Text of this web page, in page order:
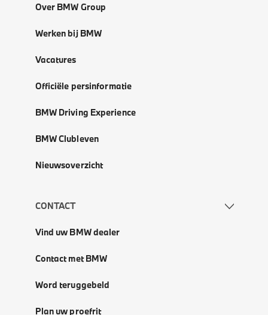
Over BMW Group
Werken bij BMW
Vacatures
Officiële persinformatie
BMW Driving Experience
BMW Clubleven
Nieuwsoverzicht
CONTACT
Vind uw BMW dealer
Contact met BMW
Word teruggebeld
Plan uw proefrit